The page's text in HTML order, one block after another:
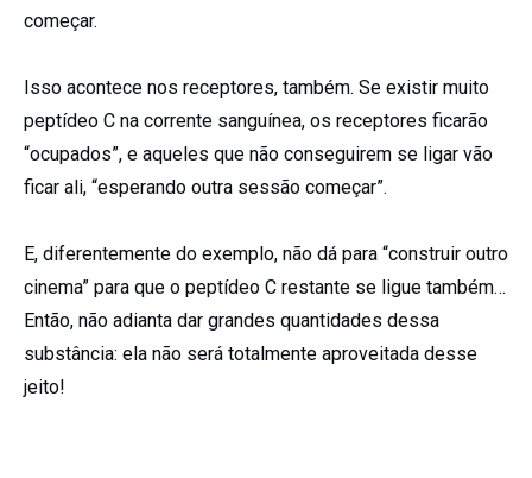
começar.
Isso acontece nos receptores, também. Se existir muito
peptídeo C na corrente sanguínea, os receptores ficarão
“ocupados”, e aqueles que não conseguirem se ligar vão
ficar ali, “esperando outra sessão começar”.
E, diferentemente do exemplo, não dá para “construir outro
cinema” para que o peptídeo C restante se ligue também…
Então, não adianta dar grandes quantidades dessa
substância: ela não será totalmente aproveitada desse
jeito!